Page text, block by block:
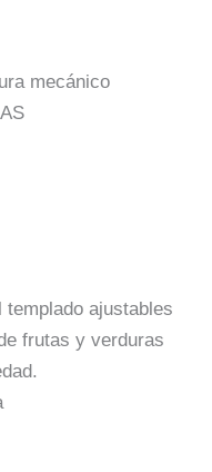
mecánico
ajustables
frutas y verduras